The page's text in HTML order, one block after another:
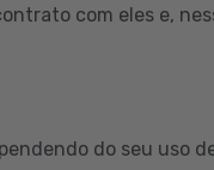
com eles e,
do seu uso